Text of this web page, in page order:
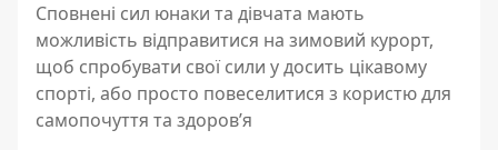
Сповнені сил юнаки та дівчата мають
можливість відправитися на зимовий курорт,
щоб спробувати свої сили у досить цікавому
спорті, або просто повеселитися з користю для
самопочуття та здоров’я